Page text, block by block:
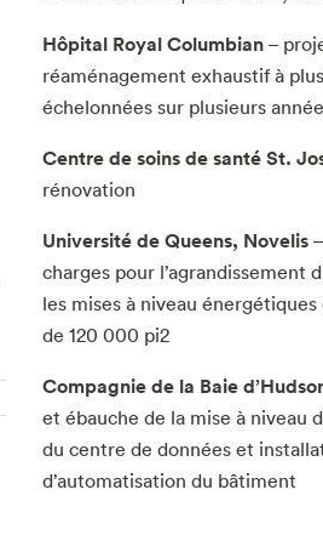
Hôpital Royal Columbian –
réaménagement exhaustif à
échelonnées sur plusieurs
Centre de soins de santé St.
rénovation
Université de Queens, Novelis
charges pour l’agrandissement
les mises à niveau énergétiques
de 120 000 pi2
Compagnie de la Baie
et ébauche de la mise à niveau
du centre de données et
d’automatisation du bâtiment